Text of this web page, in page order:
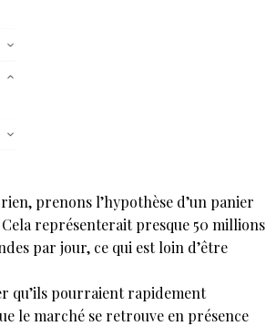
prenons l’hypothèse d’un panier
représenterait presque 50 millions
par jour, ce qui est loin d’être
qu’ils pourraient rapidement
le marché se retrouve en présence